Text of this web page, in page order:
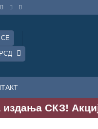
РСД
СКЗ! Акција